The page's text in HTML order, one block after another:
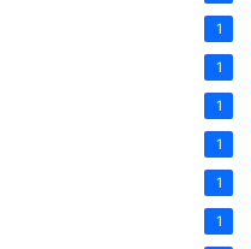
1
1
1
1
1
1